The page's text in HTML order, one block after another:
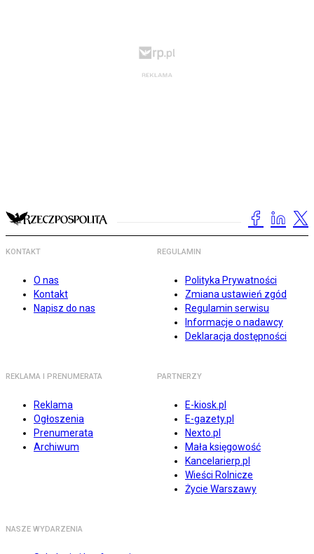
KONTAKT
O nas
Kontakt
Napisz do nas
REGULAMIN
Polityka Prywatności
Zmiana ustawień zgód
Regulamin serwisu
Informacje o nadawcy
Deklaracja dostępności
REKLAMA I PRENUMERATA
Reklama
Ogłoszenia
Prenumerata
Archiwum
PARTNERZY
E-kiosk.pl
E-gazety.pl
Nexto.pl
Mała księgowość
Kancelarierp.pl
Wieści Rolnicze
Życie Warszawy
NASZE WYDARZENIA